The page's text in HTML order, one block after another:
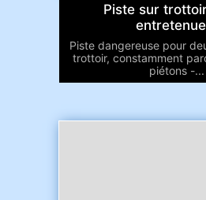
Piste sur
Piste dangereuse pour
trottoir, constamment
piétons -...